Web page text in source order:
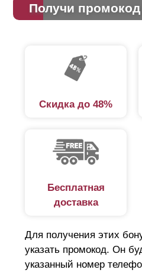
Получи промокод
Скидка до 48%
Бесплатная
доставка
Для получения этих
указать промокод. Он
указанный номер